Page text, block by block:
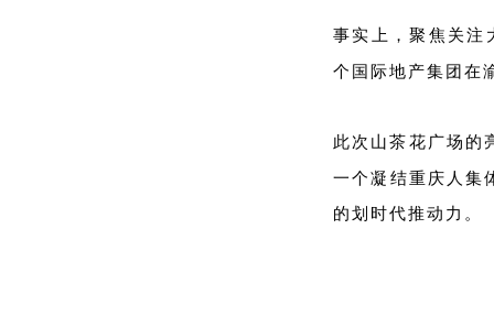
事实上，聚焦关注
个国际地产集团在
此次山茶花广场的
一个凝结重庆人集
的划时代推动力。